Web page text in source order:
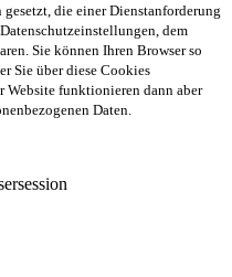
die einer Dienstanforderung
dem
Sie können Ihren Browser so
Sie über diese Cookies
Website funktionieren dann aber
Daten.